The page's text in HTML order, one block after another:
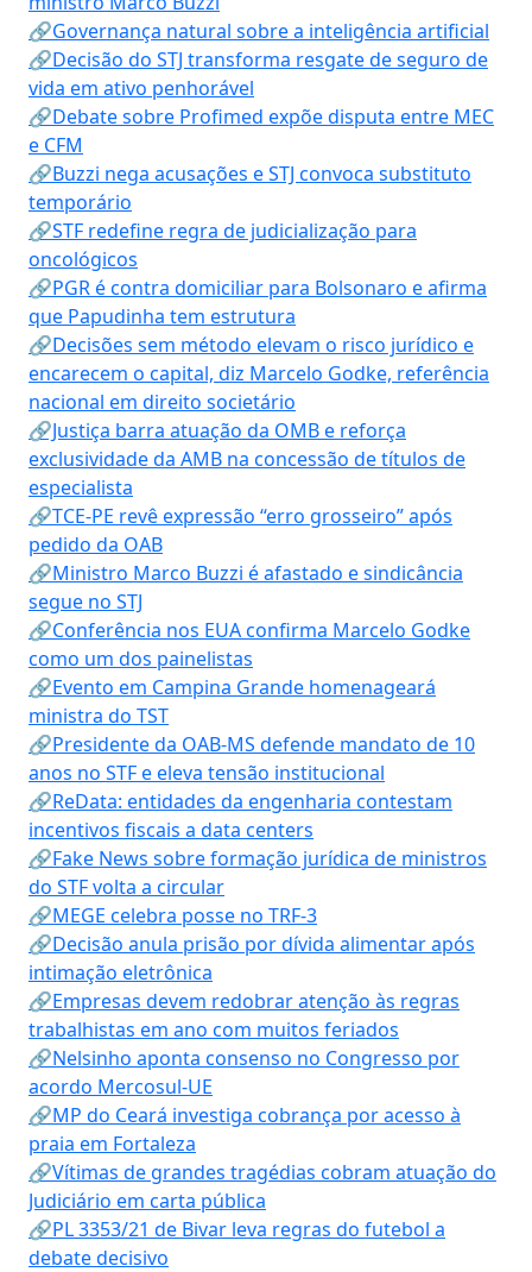
🔗Governança natural sobre a inteligência artificial
🔗Decisão do STJ transforma resgate de seguro de
vida em ativo penhorável
🔗Debate sobre Profimed expõe disputa entre MEC
e CFM
🔗Buzzi nega acusações e STJ convoca substituto
temporário
🔗STF redefine regra de judicialização para
oncológicos
🔗PGR é contra domiciliar para Bolsonaro e afirma
que Papudinha tem estrutura
🔗Decisões sem método elevam o risco jurídico e
encarecem o capital, diz Marcelo Godke, referência
nacional em direito societário
🔗Justiça barra atuação da OMB e reforça
exclusividade da AMB na concessão de títulos de
especialista
🔗TCE-PE revê expressão “erro grosseiro” após
pedido da OAB
🔗Ministro Marco Buzzi é afastado e sindicância
segue no STJ
🔗Conferência nos EUA confirma Marcelo Godke
como um dos painelistas
🔗Evento em Campina Grande homenageará
ministra do TST
🔗Presidente da OAB-MS defende mandato de 10
anos no STF e eleva tensão institucional
🔗ReData: entidades da engenharia contestam
incentivos fiscais a data centers
🔗Fake News sobre formação jurídica de ministros
do STF volta a circular
🔗MEGE celebra posse no TRF-3
🔗Decisão anula prisão por dívida alimentar após
intimação eletrônica
🔗Empresas devem redobrar atenção às regras
trabalhistas em ano com muitos feriados
🔗Nelsinho aponta consenso no Congresso por
acordo Mercosul-UE
🔗MP do Ceará investiga cobrança por acesso à
praia em Fortaleza
🔗Vítimas de grandes tragédias cobram atuação do
Judiciário em carta pública
🔗PL 3353/21 de Bivar leva regras do futebol a
debate decisivo